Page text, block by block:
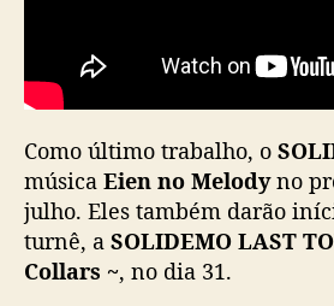
Como último trabalho, o
música Eien no Melodyno
julho. Eles também darão
turnê, a SOLIDEMO LAST
Collars ~, no dia 31.